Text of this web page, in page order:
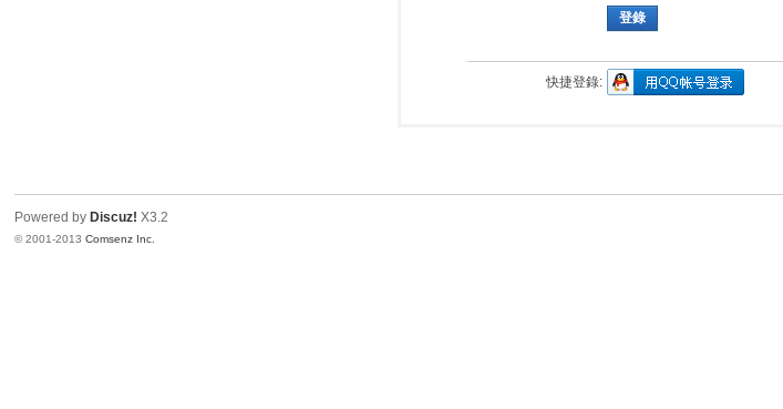
登錄
快捷登錄:
Powered by Discuz! X3.2
© 2001-2013Comsenz Inc.